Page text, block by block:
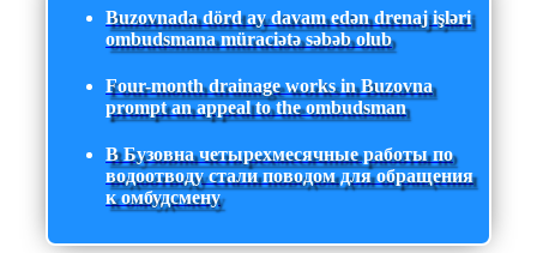
Buzovnada dörd ay davam edən drenaj işləri
ombudsmana müraciətə səbəb olub
Four-month drainage works in Buzovna
prompt an appeal to the ombudsman
В Бузовна четырехмесячные работы по
водоотводу стали поводом для обращения
к омбудсмену